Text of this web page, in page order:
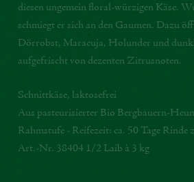
diesen ungemein floral-würzigen Käse.
schmiegt er sich an den Gaumen. Dazu
Dörrobst, Maracuja, Holunder und
aufgefrischt von dezenten Zitrusnoten.
Schnittkäse, laktosefrei
Aus pasteurisierter Bio Bergbauern-
Rahmstufe - Reifezeit: ca. 50 Tage Rinde
Art.-Nr. 38404 1/2 Laib à 3 kg